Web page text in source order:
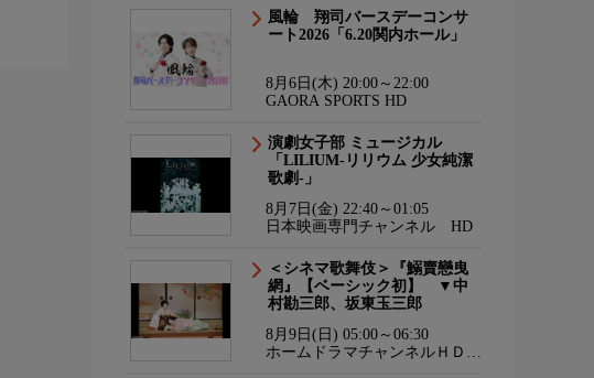
風輪 翔司バースデーコンサ
ート2026「6.20関内ホール」
8月6日(木) 20:00～22:00
GAORA SPORTS HD
演劇女子部 ミュージカル
「LILIUM-リリウム 少女純潔
歌劇-」
8月7日(金) 22:40～01:05
日本映画専門チャンネル HD
＜シネマ歌舞伎＞『鰯賣戀曳
網』【ベーシック初】 ▼中
村勘三郎、坂東玉三郎
8月9日(日) 05:00～06:30
ホームドラマチャンネルＨＤ